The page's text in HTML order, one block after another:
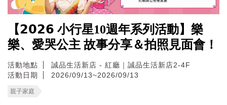
【𝟮𝟬𝟮𝟲 小行星10週年系列活動】樂
樂、愛哭公主 故事分享＆拍照見面會！
活動地點
誠品生活新店 - 紅廳｜誠品生活新店2-4F
活動日期
2026/09/13~2026/09/13
親子家庭